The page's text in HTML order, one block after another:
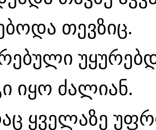
თევზიც.
იყო ძალიან.
ყველაზე